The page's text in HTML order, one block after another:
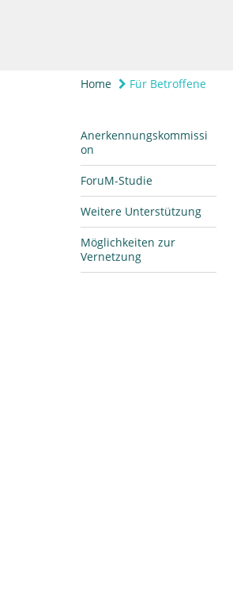
Home Für Betroffene
Anerkennungskommissi
on
ForuM-Studie
Weitere Unterstützung
Möglichkeiten zur
Vernetzung